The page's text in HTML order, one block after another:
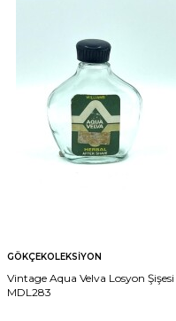
GÖKÇEKOLEKSIYON
Vintage Aqua Velva Losyon Şişesi
MDL283